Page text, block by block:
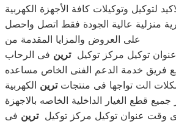
لتوكيل وتوكيلات كافة الأجهزة الكهربية
منزلية عالية الجودة فقط اتصل واحصل
على العروض والمزايا المقدمة من
عنوان توكيل مركز توكيلترين فى الرحاب
فريق خدمة الدعم الفنى الخاص مساعده
الت تواجها فى منتجاتترين الكهربية
جميع قطع الغيار الداخلية الخاصه بالاجهزة
وقت عنوان توكيل مركز توكيلترين فى